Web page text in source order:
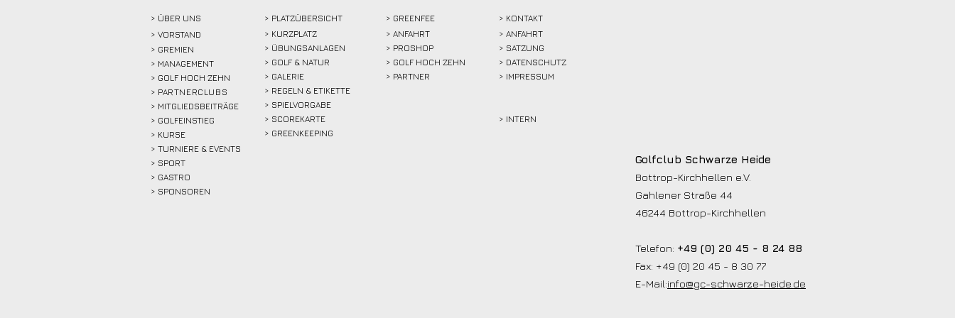
> ÜBER UNS
> VORSTAND
> GREMIEN
> MANAGEMENT
> GOLF HOCH ZEHN
> PARTNERCLUBS
> MITGLIEDSBEITRÄGE
> GOLFEINSTIEG
> KURSE
> TURNIERE & EVENTS
> SPORT
> GASTRO
> SPONSOREN
> PLATZÜBERSICHT
> KURZPLATZ
> ÜBUNGSANLAGEN
> GOLF & NATUR
> GALERIE
> REGELN & ETIKETTE
> SPIELVORGABE
> SCOREKARTE
> GREENKEEPING
> GREENFEE
> ANFAHRT
> PROSHOP
> GOLF HOCH ZEHN
> PARTNER
> KONTAKT
> ANFAHRT
> SATZUNG
> DATENSCHUTZ
> IMPRESSUM
> INTERN
Golfclub Schwarze Heide
Bottrop-Kirchhellen e.V.
Gahlener Straße 44
46244 Bottrop-Kirchhellen
Telefon: +49 (0) 20 45 - 8 24 88
Fax: +49 (0) 20 45 - 8 30 77
E-Mail:info@gc-schwarze-heide.de